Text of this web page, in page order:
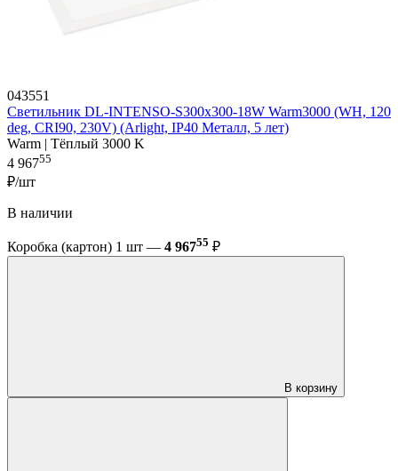
043551
Светильник DL-INTENSO-S300x300-18W Warm3000 (WH, 120
deg, CRI90, 230V) (Arlight, IP40 Металл, 5 лет)
Warm | Тёплый 3000 K
4 96755
₽/шт
В наличии
Коробка (картон) 1 шт — 4 96755 ₽
В корзину